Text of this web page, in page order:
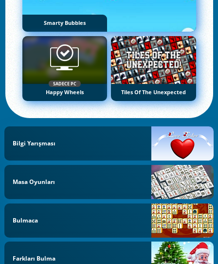
Smarty Bubbles
SADECE PC
Happy Wheels Tiles Of The Unexpected
Bilgi Yarışması
Masa Oyunları
Bulmaca
Farkları Bulma